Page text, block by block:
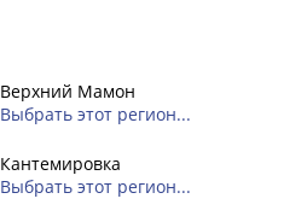
Верхний Мамон
Выбрать этот регион...
Кантемировка
Выбрать этот регион...